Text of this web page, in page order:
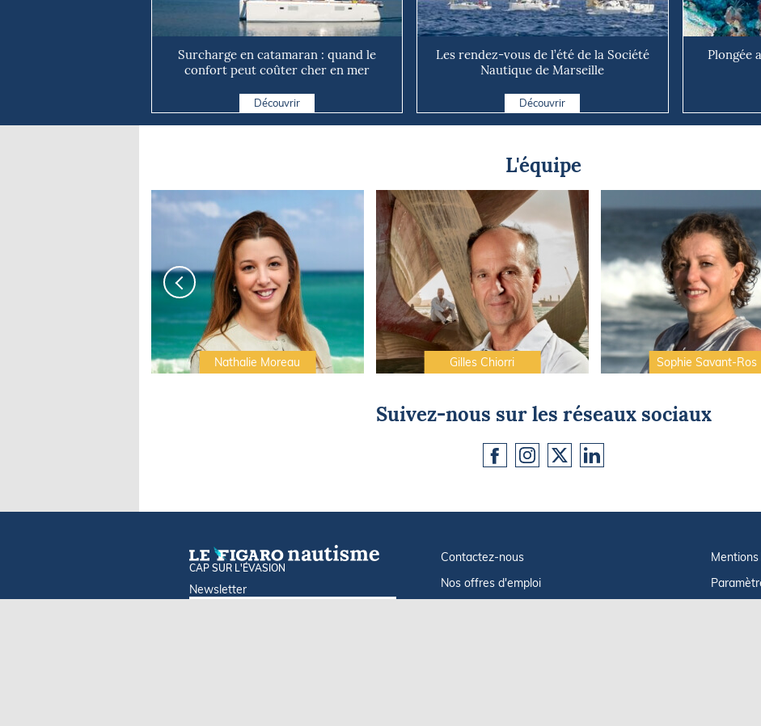
Surcharge en catamaran : quand le
confort peut coûter cher en mer
Découvrir
Les rendez-vous de l’été de la Société
Nautique de Marseille
Découvrir
Plongée
L'équipe
Nathalie Moreau Gilles Chiorri Sophie Savant-Ros
Suivez-nous sur les réseaux sociaux
CAP SUR L'ÉVASION
Newsletter
Contactez-nous
Nos offres d'emploi